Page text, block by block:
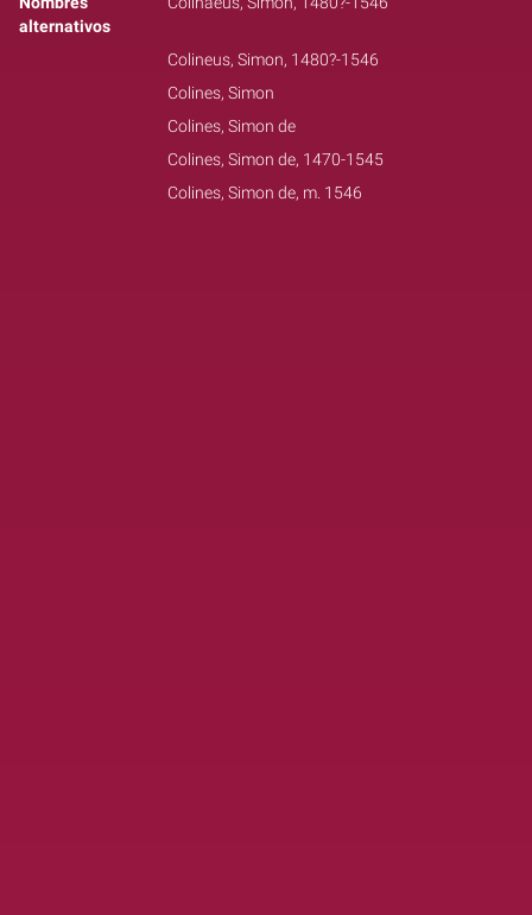
alternativos
Colineus, Simon, 1480?-1546
Colines, Simon
Colines, Simon de
Colines, Simon de, 1470-1545
Colines, Simon de, m. 1546